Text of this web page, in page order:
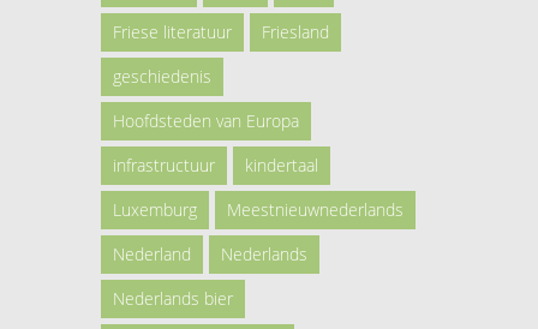
Friese literatuur
Friesland
geschiedenis
Hoofdsteden van Europa
infrastructuur
kindertaal
Luxemburg
Meestnieuwnederlands
Nederland
Nederlands
Nederlands bier